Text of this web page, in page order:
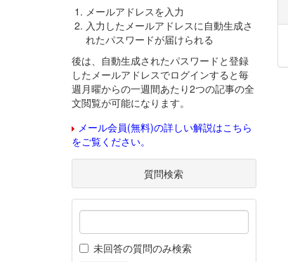
メールアドレスを入力
入力したメールアドレスに自動生成さ
れたパスワードが届けられる
後は、自動生成されたパスワードと登録
したメールアドレスでログインすると毎
週月曜からの一週間あたり2つの記事の全
文閲覧が可能になります。
メール会員(無料)の詳しい解説はこちら
をご覧ください。
質問検索
未回答の質問のみ検索